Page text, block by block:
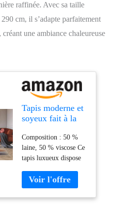
raffinée. Avec sa taille
cm, il s’adapte parfaitement
créant une ambiance chaleureuse
Tapis moderne et
soyeux fait à la
viscose pour
salon, chambre à
coucher, salon –
Tapis doux à
rayures
multicolores –
Taille XL – 200 x
Composition : 50 %
laine, 50 % viscose Ce
tapis luxueux dispose
qui donne à votre
maison un attrait
moderne et